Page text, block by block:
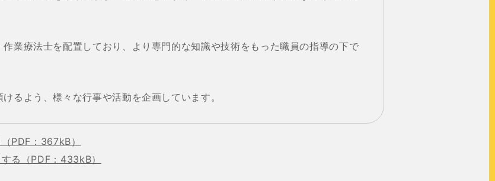
業療法士を配置しており、より専門的な知識や技術をもった職員の指導の下で
るよう、様々な行事や活動を企画しています。
PDF：367kB）
る（PDF：433kB）